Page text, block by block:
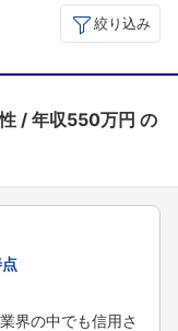
絞り込み
年収550万円 の
界の中でも信用さ